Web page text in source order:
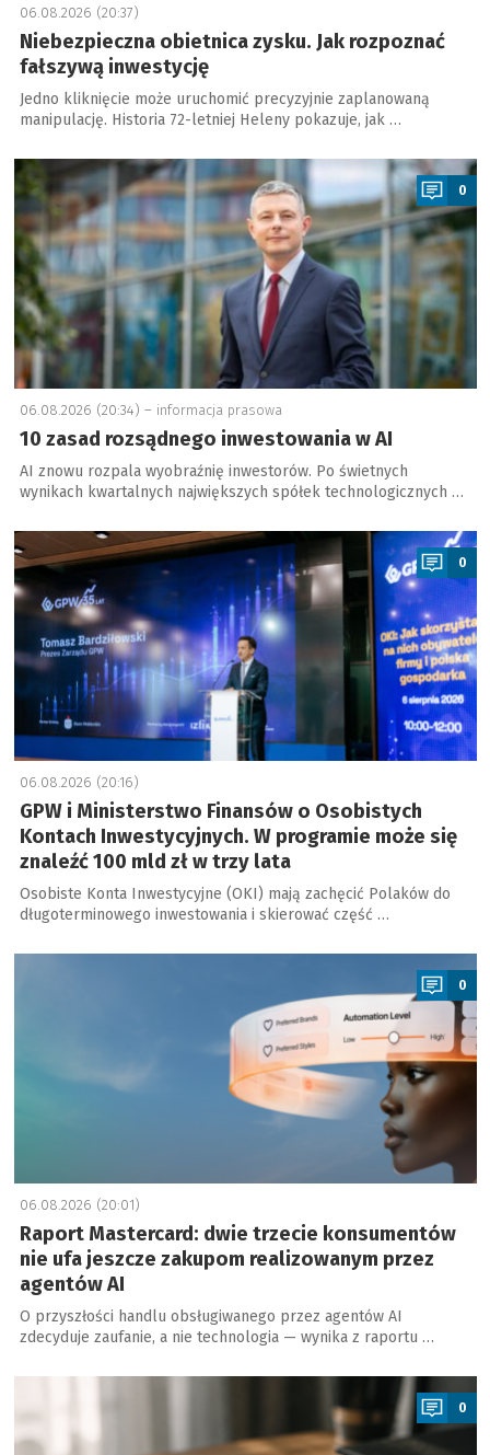
06.08.2026 (20:37)
Niebezpieczna obietnica zysku. Jak rozpoznać
fałszywą inwestycję
Jedno kliknięcie może uruchomić precyzyjnie zaplanowaną
manipulację. Historia 72-letniej Heleny pokazuje, jak …
a
0
06.08.2026 (20:34) – informacja prasowa
10 zasad rozsądnego inwestowania w AI
AI znowu rozpala wyobraźnię inwestorów. Po świetnych
wynikach kwartalnych największych spółek technologicznych …
a
0
06.08.2026 (20:16)
GPW i Ministerstwo Finansów o Osobistych
Kontach Inwestycyjnych. W programie może się
znaleźć 100 mld zł w trzy lata
Osobiste Konta Inwestycyjne (OKI) mają zachęcić Polaków do
długoterminowego inwestowania i skierować część …
a
0
06.08.2026 (20:01)
Raport Mastercard: dwie trzecie konsumentów
nie ufa jeszcze zakupom realizowanym przez
agentów AI
O przyszłości handlu obsługiwanego przez agentów AI
zdecyduje zaufanie, a nie technologia — wynika z raportu …
a
0